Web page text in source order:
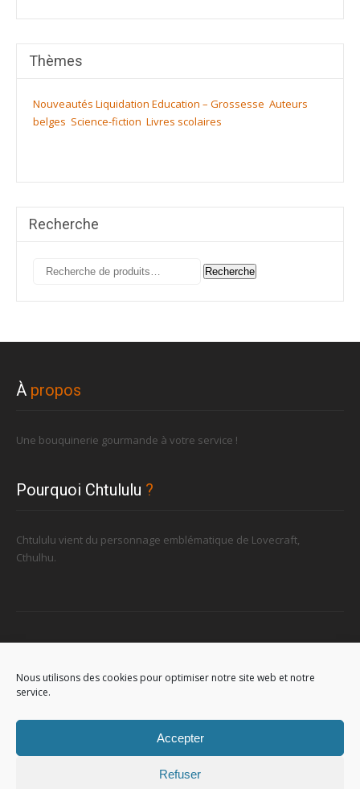
Nous utilisons des cookies pour optimiser notre site web et notre
service.
Accepter
Refuser
Thèmes
Nouveautés Liquidation Education – Grossesse Auteurs
belges Science-fiction Livres scolaires
Recherche
Recherche
Recherche
À propos
Une bouquinerie gourmande à votre service !
Pourquoi Chtululu ?
Chtululu vient du personnage emblématique de Lovecraft,
Cthulhu.